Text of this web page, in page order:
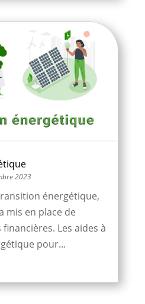
2023
énergétique,
mis en place de
Les aides à
pour...